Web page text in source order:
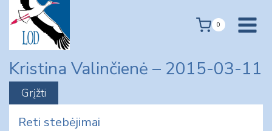
content
0
Kristina Valinčienė – 2015-03-11
Reti stebėjimai